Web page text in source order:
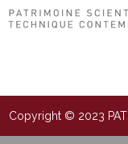
Copyright © 2023